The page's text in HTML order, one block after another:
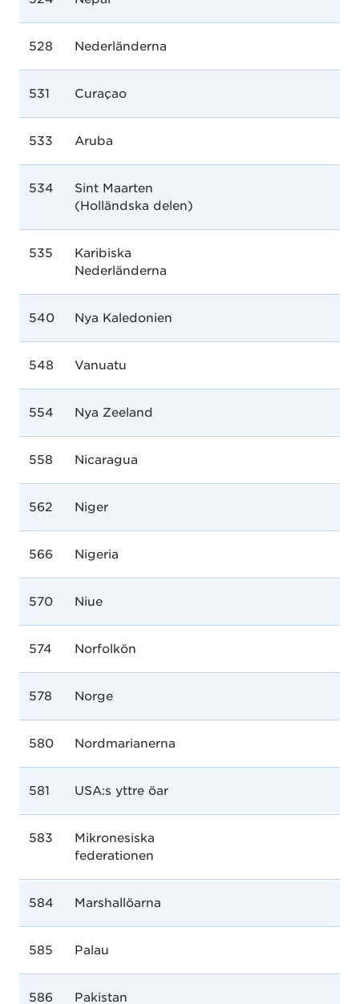
528 Nederländerna
531 Curaçao
533 Aruba
534
Sint Maarten
(Holländska delen)
535
Karibiska
Nederländerna
540 Nya Kaledonien
548 Vanuatu
554 Nya Zeeland
558 Nicaragua
562 Niger
566 Nigeria
570 Niue
574 Norfolkön
578 Norge
580 Nordmarianerna
581 USA:s yttre öar
583
Mikronesiska
federationen
584 Marshallöarna
585 Palau
586 Pakistan